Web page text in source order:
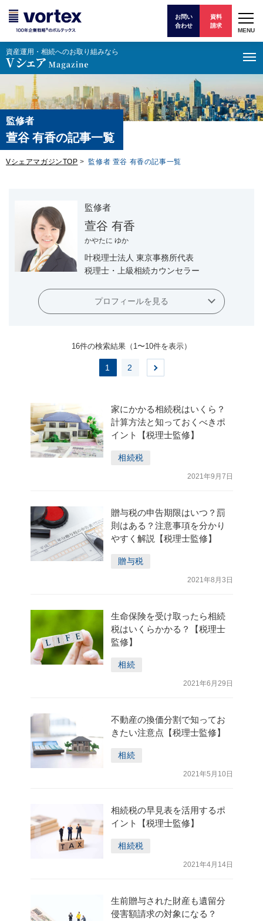
お問い
合わせ
資料
請求
MENU
資産運⽤・相続へのお取り組みなら
監修者
萱谷 有香の記事一覧
VシェアマガジンTOP > 監修者 萱谷 有香の記事一覧
監修者
萱谷 有香
かやたに ゆか
叶税理士法人 東京事務所代表
税理士・上級相続カウンセラー
プロフィールを見る
16件の検索結果（1〜10件を表⽰）
1 2
家にかかる相続税はいくら？
計算方法と知っておくべきポ
イント【税理士監修】
相続税
2021年9月7日
贈与税の申告期限はいつ？罰
則はある？注意事項を分かり
やすく解説【税理士監修】
贈与税
2021年8月3日
生命保険を受け取ったら相続
税はいくらかかる？【税理士
監修】
相続
2021年6月29日
不動産の換価分割で知ってお
きたい注意点【税理士監修】
相続
2021年5月10日
相続税の早見表を活用するポ
イント【税理士監修】
相続税
2021年4月14日
生前贈与された財産も遺留分
侵害額請求の対象になる？